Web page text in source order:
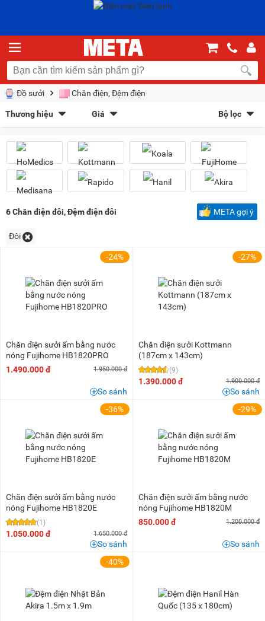
Đồ sưởi Chăn điện, Đệm điện
Thương hiệu
HoMedics (3)
Rapido
Hanil(1) Akira(1)
Giá
Sắp xếp theo
Bán chạy nhất Giá tăng dần Giá giảm dần
Mới nhất Trả góp META gợi ý
Chọn khoảng giá
500K - 1 triệu (3)
1 triệu - 1,5 triệu
(6)
Bộ lọc
6Chăn điện đôi, Đệm điện đôi META gợi ý
Đôi
-24%
Chăn điện sưởi ấm bằng nước
nóng Fujihome HB1820PRO
1.490.000 đ
1.950.000 đ
So sánh
-27%
Chăn điện sưởi Kottmann
(187cm x 143cm)
(9)
1.390.000 đ 1.900.000 đ
So sánh
-36%
Chăn điện sưởi ấm bằng nước
nóng Fujihome HB1820E
(1)
1.050.000 đ 1.650.000 đ
So sánh
-29%
Chăn điện sưởi ấm bằng nước
nóng Fujihome HB1820M
850.000 đ
1.200.000 đ
So sánh
-40%